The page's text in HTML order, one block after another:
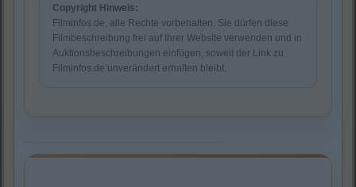
Copyright Hinweis:
Filminfos.de, alle Rechte vorbehalten. Sie dürfen diese
Filmbeschreibung frei auf Ihrer Website verwenden und in
Auktionsbeschreibungen einfügen, soweit der Link zu
Filminfos.de unverändert erhalten bleibt.